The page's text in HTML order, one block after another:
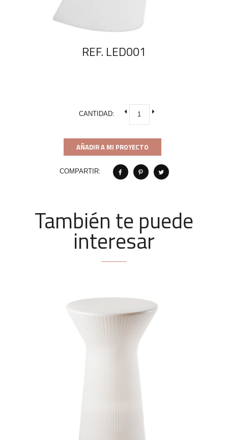
REF. LED001
CANTIDAD:
AÑADIR A MI PROYECTO
COMPARTIR:
También te puede
interesar